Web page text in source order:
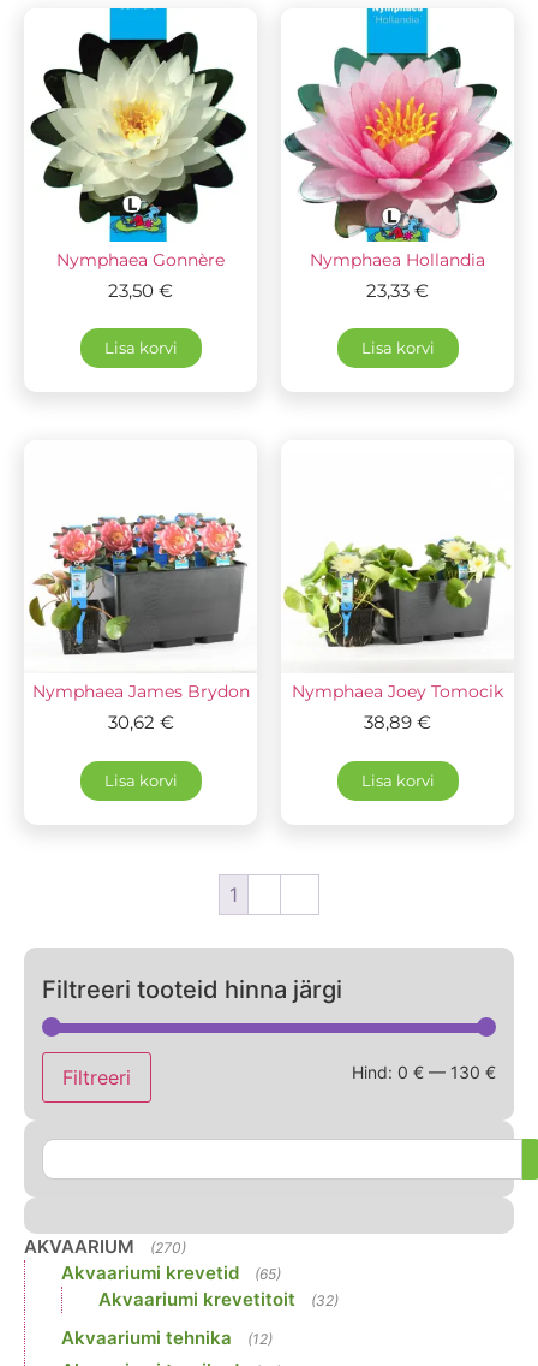
Nymphaea Gonnère
23,50 €
Lisa korvi
Nymphaea Hollandia
23,33 €
Lisa korvi
Nymphaea James Brydon
30,62 €
Lisa korvi
Nymphaea Joey Tomocik
38,89 €
Lisa korvi
1
Filtreeri tooteid hinna järgi
Filtreeri Hind: 0 € — 130 €
AKVAARIUM (270)
Akvaariumi krevetid (65)
Akvaariumi krevetitoit (32)
Akvaariumi tehnika (12)